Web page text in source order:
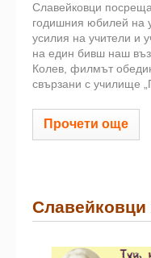
Славейковци
годишния юбилей на
усилия на учители и
на един бивш наш
Колев, филмът
свързани с училище
Прочети още
Славейковци